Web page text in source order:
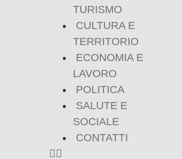
TURISMO
CULTURA E
TERRITORIO
ECONOMIA E
LAVORO
POLITICA
SALUTE E
SOCIALE
CONTATTI